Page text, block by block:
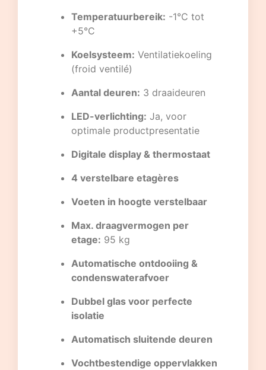
Temperatuurbereik: -1°C tot
+5°C
Koelsysteem: Ventilatiekoeling
(froid ventilé)
Aantal deuren: 3 draaideuren
LED-verlichting: Ja, voor
optimale productpresentatie
Digitale display & thermostaat
4 verstelbare etagères
Voeten in hoogte verstelbaar
Max. draagvermogen per
etage: 95 kg
Automatische ontdooiing &
condenswaterafvoer
Dubbel glas voor perfecte
isolatie
Automatisch sluitende deuren
Vochtbestendige oppervlakken